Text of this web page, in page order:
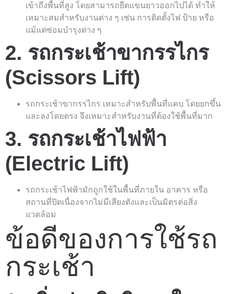
เข้าถึงพื้นที่สูง โดยสามารถยืดแขนยาวออกไปได้ ทำให้
เหมาะสมสำหรับงานต่าง ๆ เช่น การติดตั้งไฟ ป้าย หรือ
แม้แต่ซ่อมบำรุงต่าง ๆ
2. รถกระเช้าขากรรไกร
(Scissors Lift)
รถกระเช้าขากรรไกร เหมาะสำหรับพื้นที่แคบ โดยยกขึ้น
และลงโดยตรง จึงเหมาะสำหรับงานที่ต้องใช้พื้นที่มาก
3. รถกระเช้าไฟฟ้า
(Electric Lift)
รถกระเช้าไฟฟ้ามักถูกใช้ในพื้นที่ภายใน อาคาร หรือ
สถานที่ปิดเนื่องจากไม่มีเสียงดังและเป็นมิตรต่อสิ่ง
แวดล้อม
ข้อดีของการใช้รถ
กระเช้า